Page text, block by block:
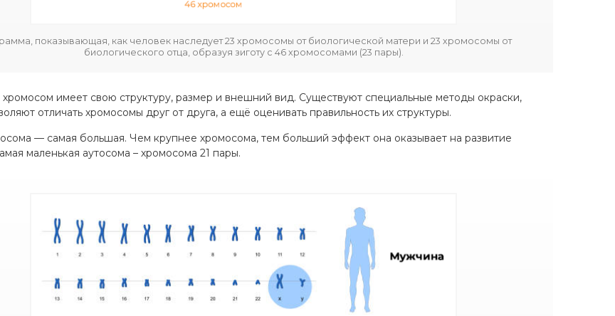
показывающая, как человек наследует 23 хромосомы от биологической матери и 23 хромосомы от
биологического отца, образуя зиготу с 46 хромосомами (23 пары).
имеет свою структуру, размер и внешний вид. Существуют специальные методы окраски,
отличать хромосомы друг от друга, а ещё оценивать правильность их структуры.
— самая большая. Чем крупнее хромосома, тем больший эффект она оказывает на развитие
маленькая аутосома – хромосома 21 пары.